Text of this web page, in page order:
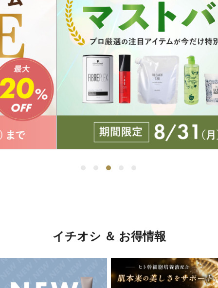
イチオシ ＆ お得情報